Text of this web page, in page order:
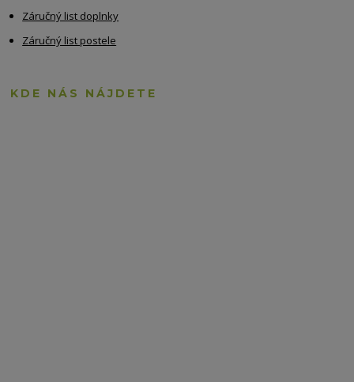
Záručný list doplnky
Záručný list postele
KDE NÁS NÁJDETE